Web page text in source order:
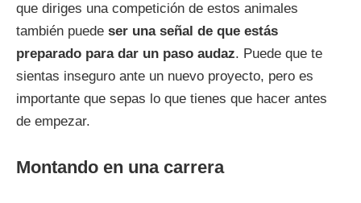
que diriges una competición de estos animales
también puede ser una señal de que estás
preparado para dar un paso audaz. Puede que te
sientas inseguro ante un nuevo proyecto, pero es
importante que sepas lo que tienes que hacer antes
de empezar.
Montando en una carrera